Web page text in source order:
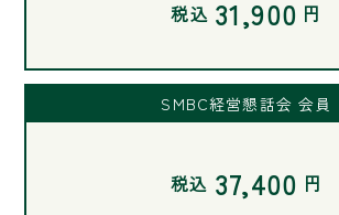
税込 31,900 円
SMBC経営懇話会 会員
税込 37,400 円